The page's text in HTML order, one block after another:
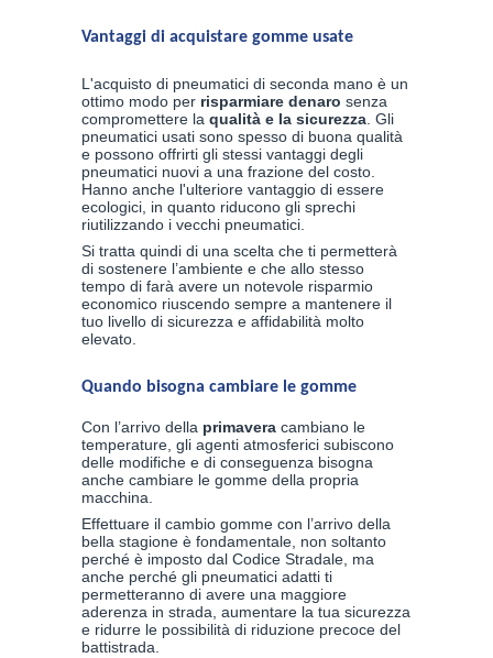
Vantaggi di acquistare gomme usate
L'acquisto di pneumatici di seconda mano è un
ottimo modo per risparmiare denaro senza
compromettere la qualità e la sicurezza . Gli
pneumatici usati sono spesso di buona qualità
e possono offrirti gli stessi vantaggi degli
pneumatici nuovi a una frazione del costo.
Hanno anche l'ulteriore vantaggio di essere
ecologici, in quanto riducono gli sprechi
riutilizzando i vecchi pneumatici.
Si tratta quindi di una scelta che ti permetterà
di sostenere l’ambiente e che allo stesso
tempo di farà avere un notevole risparmio
economico riuscendo sempre a mantenere il
tuo livello di sicurezza e affidabilità molto
elevato.
Quando bisogna cambiare le gomme
Con l’arrivo della primavera cambiano le
temperature, gli agenti atmosferici subiscono
delle modifiche e di conseguenza bisogna
anche cambiare le gomme della propria
macchina.
Effettuare il cambio gomme con l’arrivo della
bella stagione è fondamentale, non soltanto
perché è imposto dal Codice Stradale, ma
anche perché gli pneumatici adatti ti
permetteranno di avere una maggiore
aderenza in strada, aumentare la tua sicurezza
e ridurre le possibilità di riduzione precoce del
battistrada.